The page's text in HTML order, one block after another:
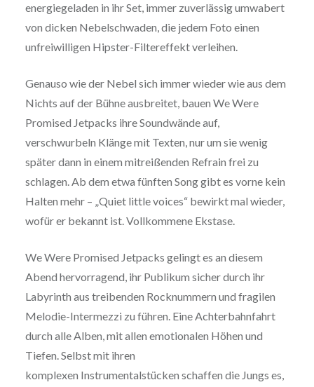
energiegeladen in ihr Set, immer zuverlässig umwabert
von dicken Nebelschwaden, die jedem Foto einen
unfreiwilligen Hipster-Filtereffekt verleihen.
Genauso wie der Nebel sich immer wieder wie aus dem
Nichts auf der Bühne ausbreitet, bauen We Were
Promised Jetpacks ihre Soundwände auf,
verschwurbeln Klänge mit Texten, nur um sie wenig
später dann in einem mitreißenden Refrain frei zu
schlagen. Ab dem etwa fünften Song gibt es vorne kein
Halten mehr – „Quiet little voices“ bewirkt mal wieder,
wofür er bekannt ist. Vollkommene Ekstase.
We Were Promised Jetpacks gelingt es an diesem
Abend hervorragend, ihr Publikum sicher durch ihr
Labyrinth aus treibenden Rocknummern und fragilen
Melodie-Intermezzi zu führen. Eine Achterbahnfahrt
durch alle Alben, mit allen emotionalen Höhen und
Tiefen. Selbst mit ihren
komplexen Instrumentalstücken schaffen die Jungs es,